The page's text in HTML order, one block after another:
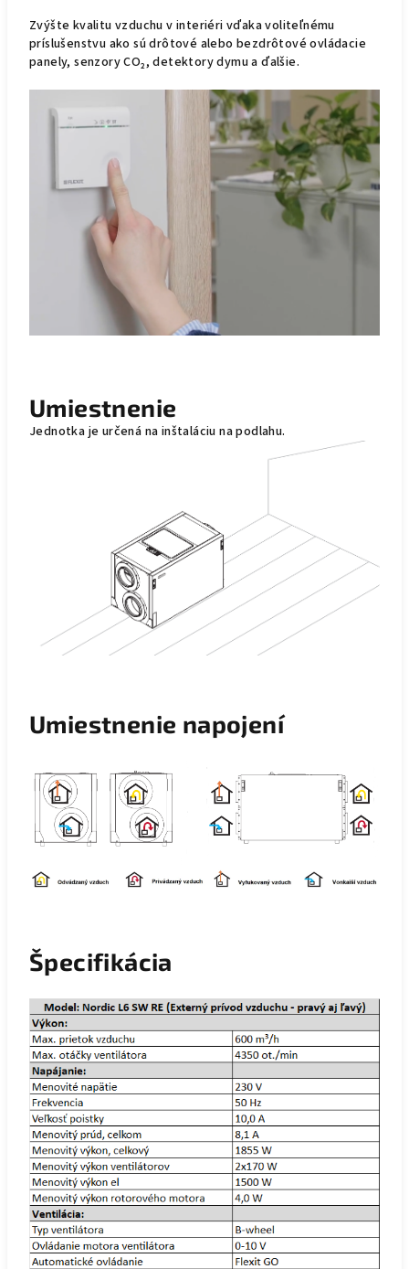
Zvýšte kvalitu vzduchu v interiéri vďaka voliteľnému
príslušenstvu ako sú drôtové alebo bezdrôtové ovládacie
panely, senzory CO₂, detektory dymu a ďalšie.
Umiestnenie
Jednotka je určená na inštaláciu na podlahu.
Umiestnenie napojení
Špecifikácia